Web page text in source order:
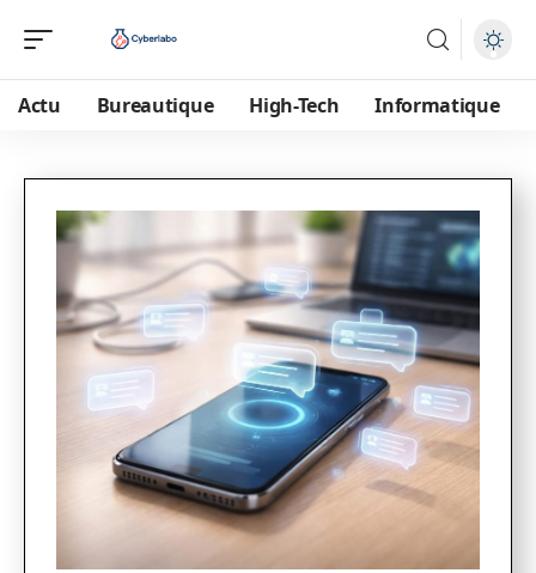
Actu Bureautique High-Tech Informatique